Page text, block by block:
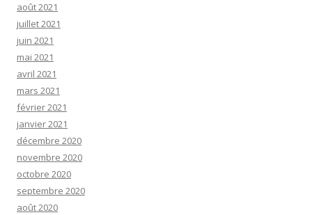
août 2021
juillet 2021
juin 2021
mai 2021
avril 2021
mars 2021
février 2021
janvier 2021
décembre 2020
novembre 2020
octobre 2020
septembre 2020
août 2020